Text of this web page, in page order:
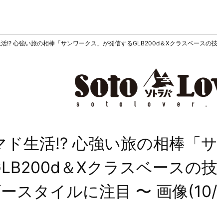
!? 心強い旅の相棒「サンワークス」が発信するGLB200d＆Xクラスベースの
生活!? 心強い旅の相棒「
＆Xクラスベースの
スタイルに注目 〜 画像